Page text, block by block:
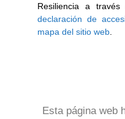
Resiliencia a
declaración de
mapa del sitio web
Esta página web